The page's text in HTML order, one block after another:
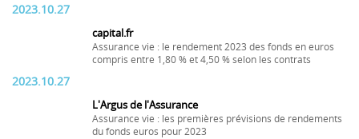
2023.10.27
capital.fr
Assurance vie : le rendement 2023 des fonds en euros
compris entre 1,80 % et 4,50 % selon les contrats
2023.10.27
L'Argus de l'Assurance
Assurance vie : les premières prévisions de rendements
du fonds euros pour 2023